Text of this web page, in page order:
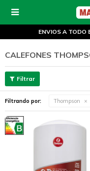

ENVIOS A TODO
CALEFONES
Filtrando por: Thompson